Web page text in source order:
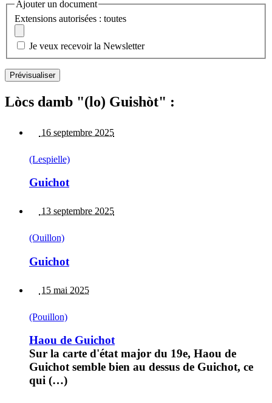
Ajouter un document
Extensions autorisées : toutes
Je veux recevoir la Newsletter
Lòcs damb "(lo) Guishòt" :
16 septembre 2025
(Lespielle)
Guichot
13 septembre 2025
(Ouillon)
Guichot
15 mai 2025
(Pouillon)
Haou de Guichot
Sur la carte d'état major du 19e, Haou de
Guichot semble bien au dessus de Guichot, ce
qui (…)